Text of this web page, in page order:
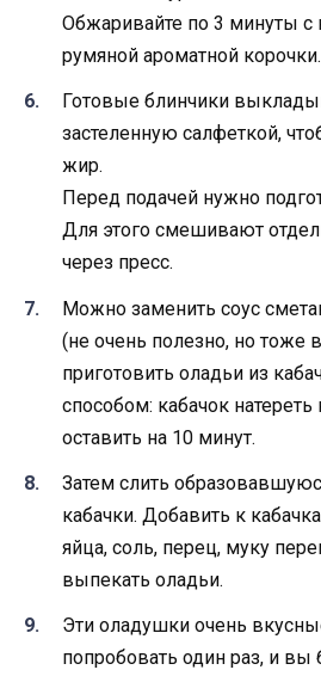
Обжаривайте по 3 минуты
румяной ароматной корочки.
Готовые блинчики
застеленную салфеткой,
жир.
Перед подачей нужно
Для этого смешивают
через пресс.
Можно заменить соус
(не очень полезно, но тоже
приготовить оладьи из
способом: кабачок натереть
оставить на 10 минут.
Затем слить
кабачки. Добавить к
яйца, соль, перец, муку
выпекать оладьи.
Эти оладушки очень
попробовать один раз, и вы